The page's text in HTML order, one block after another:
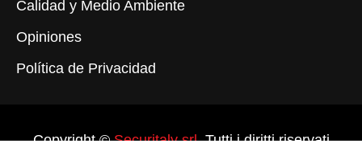
Calidad y Medio Ambiente
Opiniones
Política de Privacidad
Copyright ©Securitaly srl.Tutti i diritti riservati